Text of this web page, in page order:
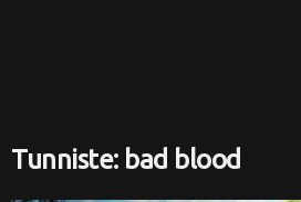
Tunniste: bad blood